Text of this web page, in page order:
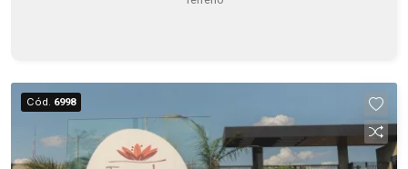
Cód. 6998